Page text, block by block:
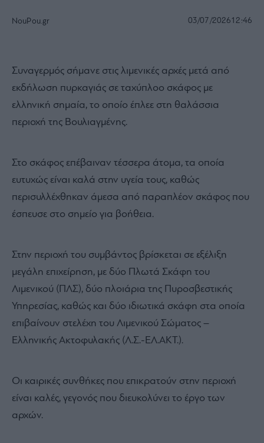
NouPou.gr 03/07/202612:46
Συναγερμός σήμανε στις λιμενικές αρχές μετά από
εκδήλωση πυρκαγιάς σε ταχύπλοο σκάφος με
ελληνική σημαία, το οποίο έπλεε στη θαλάσσια
περιοχή της Βουλιαγμένης.
Στο σκάφος επέβαιναν τέσσερα άτομα, τα οποία
ευτυχώς είναι καλά στην υγεία τους, καθώς
περισυλλέχθηκαν άμεσα από παραπλέον σκάφος που
έσπευσε στο σημείο για βοήθεια.
Στην περιοχή του συμβάντος βρίσκεται σε εξέλιξη
μεγάλη επιχείρηση, με δύο Πλωτά Σκάφη του
Λιμενικού (ΠΛΣ), δύο πλοιάρια της Πυροσβεστικής
Υπηρεσίας, καθώς και δύο ιδιωτικά σκάφη στα οποία
επιβαίνουν στελέχη του Λιμενικού Σώματος –
Ελληνικής Ακτοφυλακής (Λ.Σ.-ΕΛ.AKT.).
Οι καιρικές συνθήκες που επικρατούν στην περιοχή
είναι καλές, γεγονός που διευκολύνει το έργο των
αρχών.